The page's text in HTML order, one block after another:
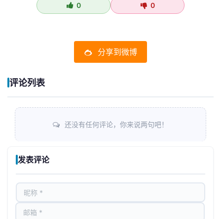
0 0
分享到微博
评论列表
还没有任何评论，你来说两句吧！
发表评论